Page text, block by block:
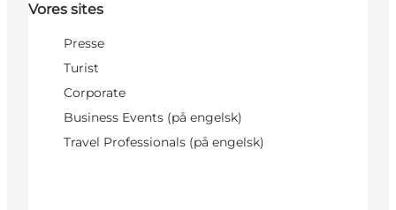
Vores sites
Presse
Turist
Corporate
Business Events (på engelsk)
Travel Professionals (på engelsk)